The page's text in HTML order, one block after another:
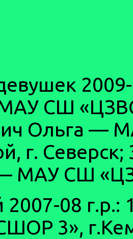
СШ
Ольга —
г.
МАУ СШ
08
3»,